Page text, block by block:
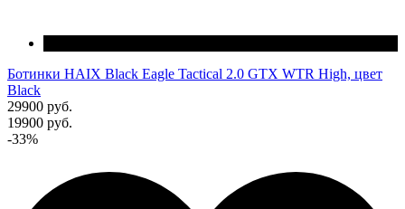
Ботинки HAIX Black Eagle Tactical 2.0 GTX WTR High, цвет
Black
29900 руб.
19900 руб.
-33%